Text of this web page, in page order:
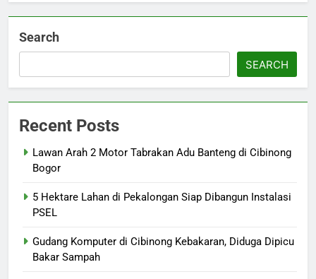
Search
SEARCH
Recent Posts
Lawan Arah 2 Motor Tabrakan Adu Banteng di Cibinong
Bogor
5 Hektare Lahan di Pekalongan Siap Dibangun Instalasi
PSEL
Gudang Komputer di Cibinong Kebakaran, Diduga Dipicu
Bakar Sampah